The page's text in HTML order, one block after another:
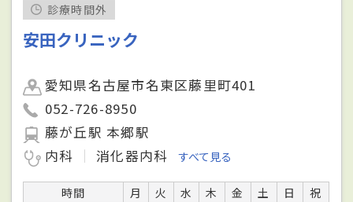
診療時間外
安田クリニック
愛知県名古屋市名東区藤里町401
052-726-8950
藤が丘駅 本郷駅
内科
消化器内科 すべて見る
時間 月 火 水 木 金 土 日
祝